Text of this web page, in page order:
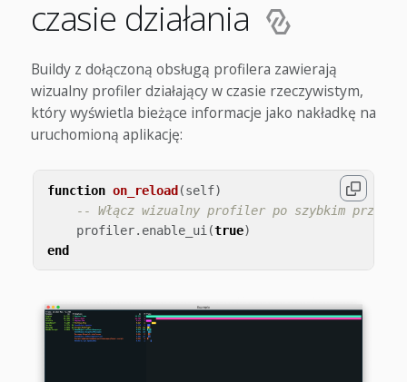
czasie działania
Buildy z dołączoną obsługą profilera zawierają
wizualny profiler działający w czasie rzeczywistym,
który wyświetla bieżące informacje jako nakładkę na
uruchomioną aplikację:
function on_reload(self)
-- Włącz wizualny profiler po szybkim
profiler. enable_ui (true)
end